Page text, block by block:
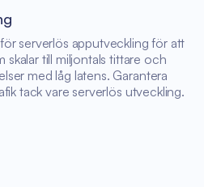
serverlös apputveckling för att
skalar till miljontals tittare och
med låg latens. Garantera
tack vare serverlös utveckling.